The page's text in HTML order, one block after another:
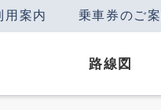
用案内 乗車券のご
路線図